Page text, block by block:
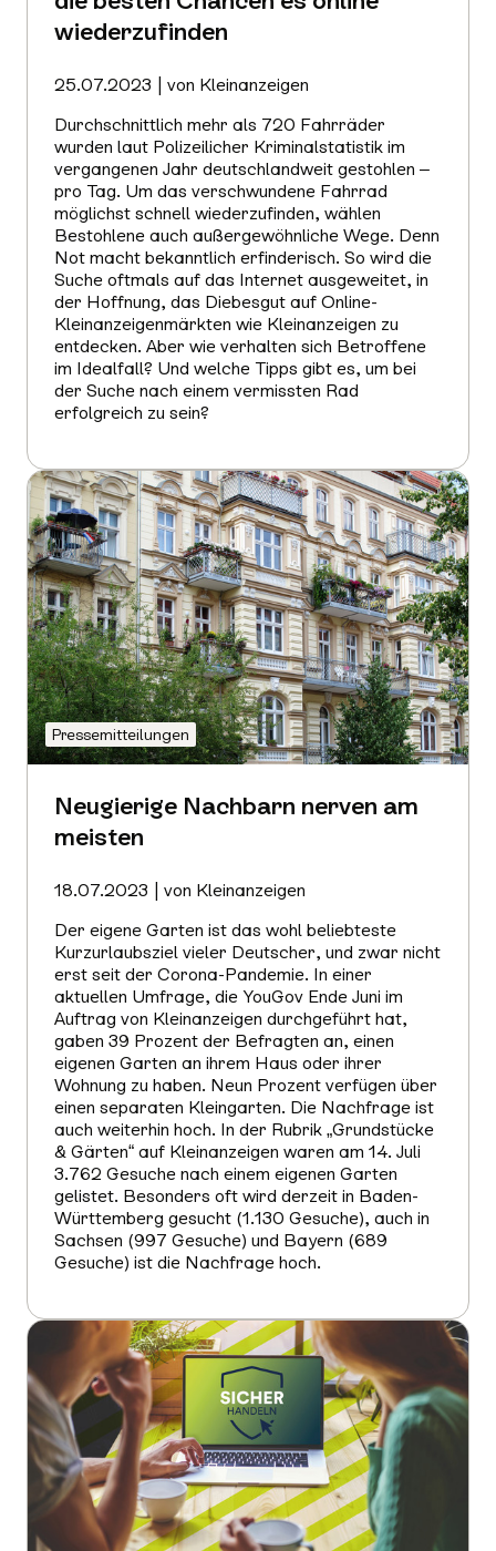
wiederzufinden
25.07.2023 | von Kleinanzeigen
Durchschnittlich mehr als 720 Fahrräder
wurden laut Polizeilicher Kriminalstatistik im
vergangenen Jahr deutschlandweit gestohlen –
pro Tag. Um das verschwundene Fahrrad
möglichst schnell wiederzufinden, wählen
Bestohlene auch außergewöhnliche Wege. Denn
Not macht bekanntlich erfinderisch. So wird die
Suche oftmals auf das Internet ausgeweitet, in
der Hoffnung, das Diebesgut auf Online-
Kleinanzeigenmärkten wie Kleinanzeigen zu
entdecken. Aber wie verhalten sich Betroffene
im Idealfall? Und welche Tipps gibt es, um bei
der Suche nach einem vermissten Rad
erfolgreich zu sein?
erfahren
Neugierige Nachbarn nerven am
meisten
18.07.2023 | von Kleinanzeigen
Der eigene Garten ist das wohl beliebteste
Kurzurlaubsziel vieler Deutscher, und zwar nicht
erst seit der Corona-Pandemie. In einer
aktuellen Umfrage, die YouGov Ende Juni im
Auftrag von Kleinanzeigen durchgeführt hat,
gaben 39 Prozent der Befragten an, einen
eigenen Garten an ihrem Haus oder ihrer
Wohnung zu haben. Neun Prozent verfügen über
einen separaten Kleingarten. Die Nachfrage ist
auch weiterhin hoch. In der Rubrik „Grundstücke
& Gärten“ auf Kleinanzeigen waren am 14. Juli
3.762 Gesuche nach einem eigenen Garten
gelistet. Besonders oft wird derzeit in Baden-
Württemberg gesucht (1.130 Gesuche), auch in
Sachsen (997 Gesuche) und Bayern (689
Gesuche) ist die Nachfrage hoch.
erfahren
Pressemitteilungen